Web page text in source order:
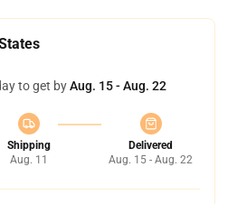
to get byAug. 15 - Aug. 22
Shipping
Aug. 11
Delivered
Aug. 15 - Aug. 22